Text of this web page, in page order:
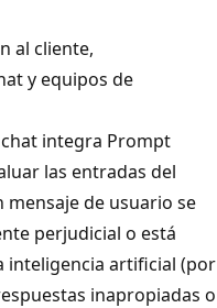
al cliente,
y equipos de
integra Prompt
las entradas del
mensaje de usuario se
perjudicial o está
inteligencia artificial (por
inapropiadas o